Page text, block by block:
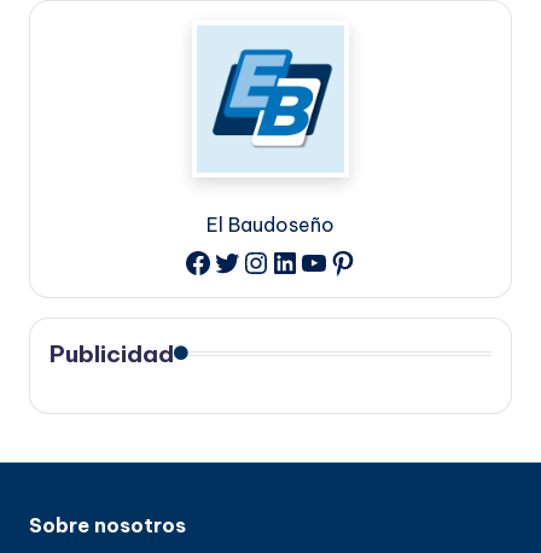
El Baudoseño
Facebook
Twitter
Instagram
LinkedIn
YouTube
Pinterest
Publicidad
Sobre nosotros